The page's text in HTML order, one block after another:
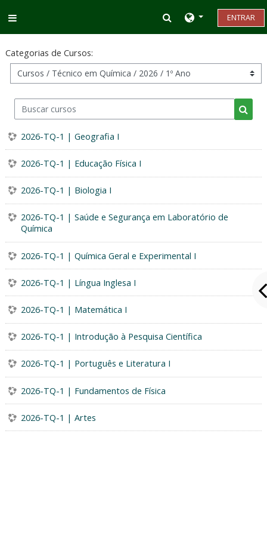
Alternar entrada
ENTRAR
Categorias de Cursos:
Buscar cursos
2026-TQ-1 | Geografia I
2026-TQ-1 | Educação Física I
2026-TQ-1 | Biologia I
2026-TQ-1 | Saúde e Segurança em Laboratório de
Química
2026-TQ-1 | Química Geral e Experimental I
2026-TQ-1 | Língua Inglesa I
2026-TQ-1 | Matemática I
2026-TQ-1 | Introdução à Pesquisa Científica
2026-TQ-1 | Português e Literatura I
2026-TQ-1 | Fundamentos de Física
2026-TQ-1 | Artes